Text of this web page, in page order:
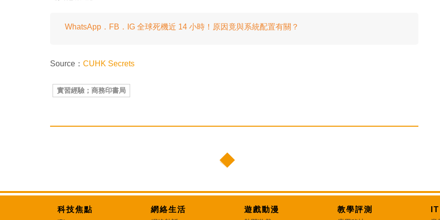
WhatsApp．FB．IG 全球死機近 14 小時！原因竟與系統配置有關？
Source： CUHK Secrets
實習經驗；商務印書局
科技焦點 網絡生活 遊戲動漫 教學評測